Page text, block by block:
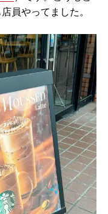
員やってました。